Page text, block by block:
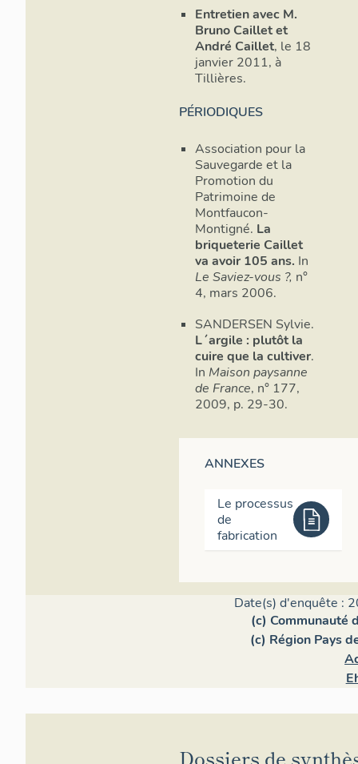
Entretien avec M.
Bruno Caillet et
André Caillet, le 18
janvier 2011, à
Tillières.
PÉRIODIQUES
Association pour la
Sauvegarde et la
Promotion du
Patrimoine de
Montfaucon-
Montigné. La
briqueterie Caillet
va avoir 105 ans. In
Le Saviez-vous ?, n°
4, mars 2006.
SANDERSEN Sylvie.
L´argile : plutôt la
cuire que la cultiver.
In Maison paysanne
de France, n° 177,
2009, p. 29-30.
ANNEXES
Le processus
de
fabrication
Date(s) d'enquête :
(c) Communauté
(c) Région Pays
Dossiers de